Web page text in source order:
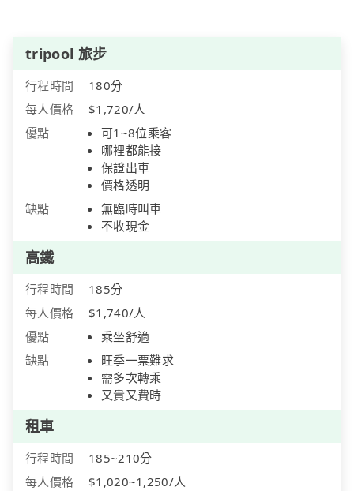
tripool 旅步
行程時間
180分
每人價格
$1,720/人
優點
可1~8位乘客
哪裡都能接
保證出車
價格透明
缺點
無臨時叫車
不收現金
高鐵
行程時間
185分
每人價格
$1,740/人
優點
乘坐舒適
缺點
旺季一票難求
需多次轉乘
又貴又費時
租車
行程時間
185~210分
每人價格
$1,020~1,250/人